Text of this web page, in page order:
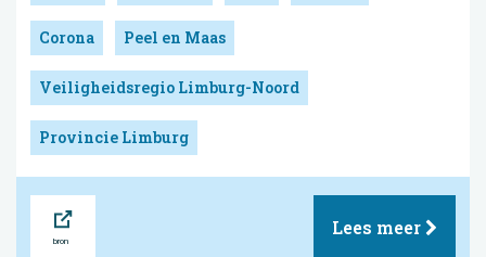
Corona Peel en Maas
Veiligheidsregio Limburg-Noord
Provincie Limburg
Lees meer